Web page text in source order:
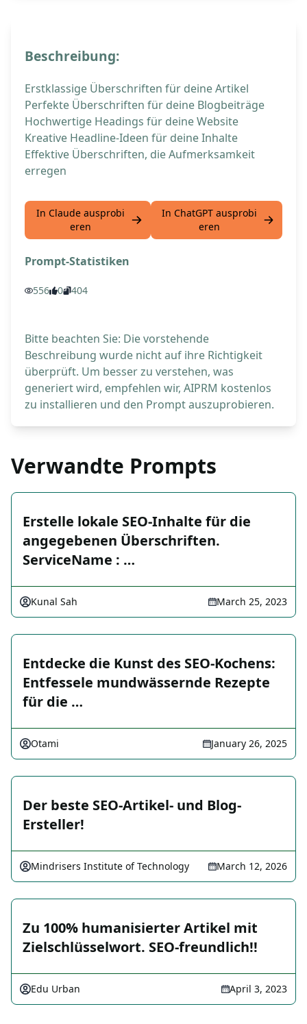
Beschreibung:
Erstklassige Überschriften für deine Artikel
Perfekte Überschriften für deine Blogbeiträge
Hochwertige Headings für deine Website
Kreative Headline-Ideen für deine Inhalte
Effektive Überschriften, die Aufmerksamkeit
erregen
In Claude ausprobi
eren
In ChatGPT ausprobi
eren
Prompt-Statistiken
556 0 404
Bitte beachten Sie: Die vorstehende
Beschreibung wurde nicht auf ihre Richtigkeit
überprüft. Um besser zu verstehen, was
generiert wird, empfehlen wir, AIPRM kostenlos
zu installieren und den Prompt auszuprobieren.
Verwandte Prompts
Erstelle lokale SEO-Inhalte für die
angegebenen Überschriften.
ServiceName : …
Kunal Sah March 25, 2023
Entdecke die Kunst des SEO-Kochens:
Entfessele mundwässernde Rezepte
für die …
Otami January 26, 2025
Der beste SEO-Artikel- und Blog-
Ersteller!
Mindrisers Institute of Technology March 12, 2026
Zu 100% humanisierter Artikel mit
Zielschlüsselwort. SEO-freundlich!!
Edu Urban April 3, 2023